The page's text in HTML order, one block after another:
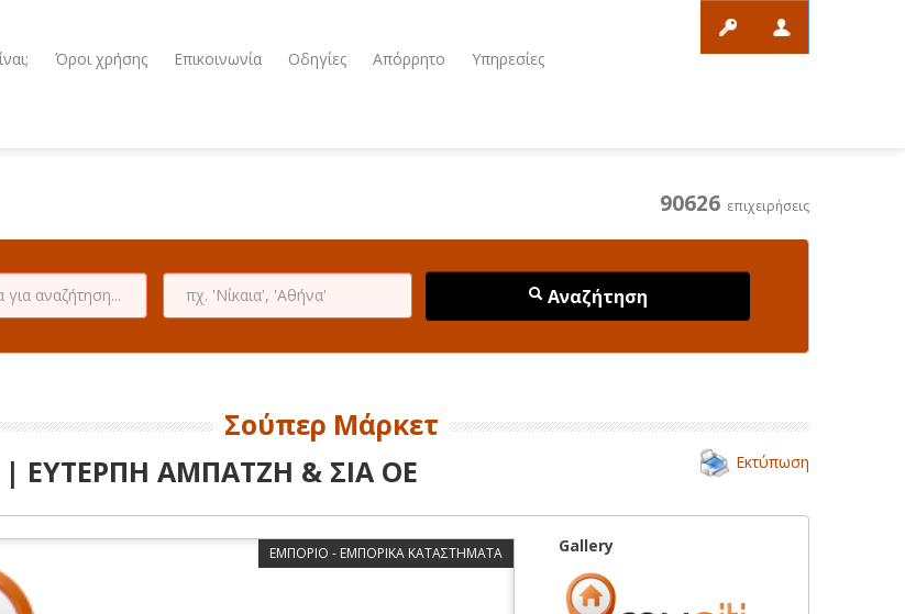
Όροι χρήσης Επικοινωνία Οδηγίες Απόρρητο Υπηρεσίες
90626 επιχειρήσεις
Αναζήτηση
Σούπερ Μάρκετ
| ΕΥΤΕΡΠΗ ΑΜΠΑΤΖΗ & ΣΙΑ ΟΕ Εκτύπωση
ΕΜΠΟΡΙΟ - ΕΜΠΟΡΙΚΑ ΚΑΤΑΣΤΗΜΑΤΑ Gallery